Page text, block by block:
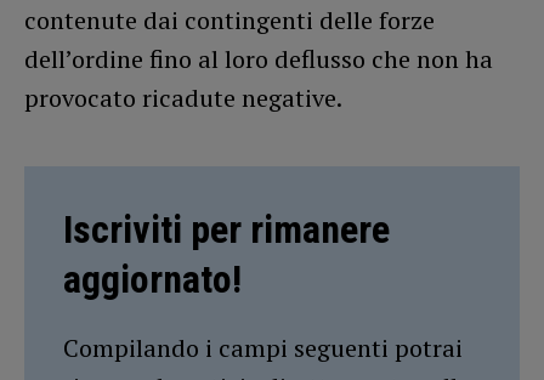
contenute dai contingenti delle forze
dell’ordine fino al loro deflusso che non ha
provocato ricadute negative.
Iscriviti per rimanere
aggiornato!
Compilando i campi seguenti potrai